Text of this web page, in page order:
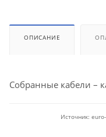
ОПИСАНИЕ
Собранные кабели –
Источник: